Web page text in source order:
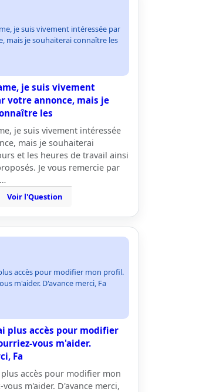
je suis vivement intéressée par
mais je souhaiterai connaître les
je suis vivement
votre annonce, mais je
les
je suis vivement intéressée
mais je souhaiterai
et les heures de travail ainsi
Je vous remercie par
Voir l'Question
accès pour modifier mon profil.
m'aider. D'avance merci, Fa
plus accès pour modifier
vous m'aider.
Fa
plus accès pour modifier mon
m'aider. D'avance merci,